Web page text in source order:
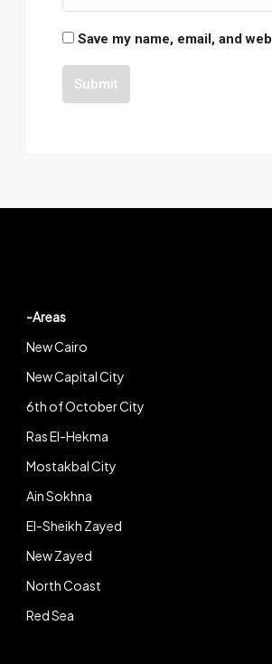
Save my name, email, and
Submit
-Areas
New Cairo
New Capital City
6th of October City
Ras El-Hekma
Mostakbal City
Ain Sokhna
El-Sheikh Zayed
New Zayed
North Coast
Red Sea